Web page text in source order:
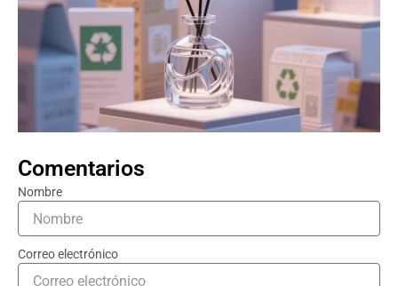
Comentarios
Nombre
Correo electrónico